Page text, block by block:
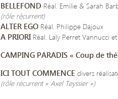
BELLEFOND Réal. Emilie & Sarah
(rôle récurrent)
ALTER EGORéal. Philippe Dajoux
A PRIORIRéal. Laly Perret Vannucci
CAMPING PARADIS « Coup de
ICI TOUT COMMENCEdivers
(rôle récurrent « Axel Teyssier »)